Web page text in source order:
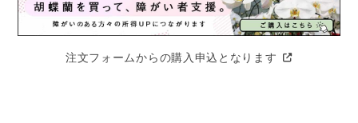
注文フォームからの購入申込となります